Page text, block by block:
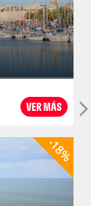
VER MÁS
-18%